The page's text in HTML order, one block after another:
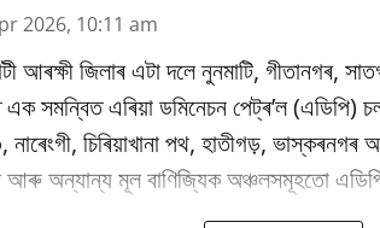
2026, 10:11 am
আৰক্ষী জিলাৰ এটা দলে নুনমাটি, গীতানগৰ,
সমন্বিত এৰিয়া ডমিনেচন পেট্ৰ’ল (এডিপি)
চিৰিয়াখানা পথ, হাতীগড়, ভাস্কৰনগৰ
আৰু অন্যান্য মূল বাণিজ্যিক অঞ্চলসমূহতো